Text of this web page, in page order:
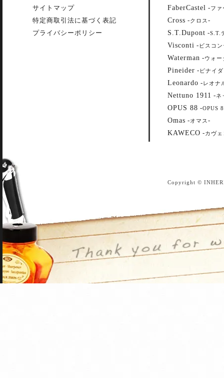
サイトマップ
特定商取引法に基づく表記
プライバシーポリシー
FaberCastel -ファ
Cross -クロス -
S.T.Dupont -S.T.
Visconti - ビスコ
Waterman -ウォー
Pineider - ピナイ
Leonardo -レオナ
Nettuno 1911 -ネ
OPUS 88 -OPUS
Omas -オマス -
KAWECO -カヴェ
Copyright ©